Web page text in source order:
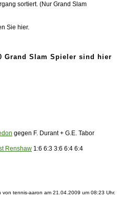
sortiert. (Nur Grand Slam
Sie hier.
Grand Slam Spieler sind hier
gegen F. Durant + G.E. Tabor
Renshaw 1:6 6:3 3:6 6:4 6:4
von tennis-aaron am 21.04.2009 um 08:23 Uhr.